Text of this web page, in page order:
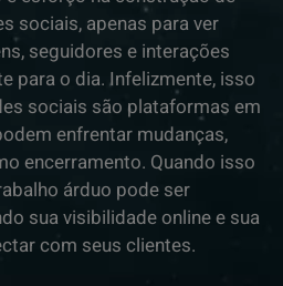
sociais, apenas para ver
seguidores e interações
para o dia. Infelizmente, isso
sociais são plataformas em
enfrentar mudanças,
encerramento. Quando isso
árduo pode ser
sua visibilidade online e sua
com seus clientes.